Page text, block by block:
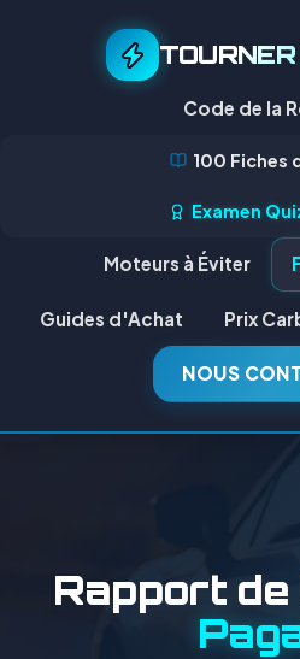
Code de la
100 Fiches
Examen
Moteurs à Éviter
Guides d'Achat Prix
NOUS
Rapport